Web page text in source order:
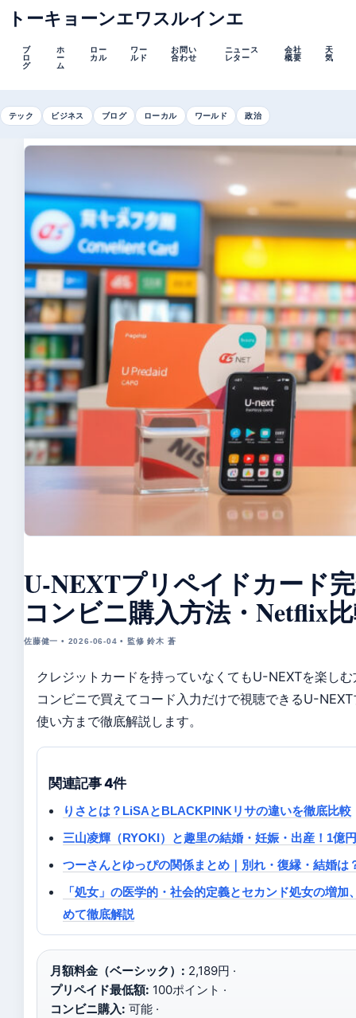
トーキョーンエワスルインエ
ブ
ロ
グ
ホ
ー
ム
ロー
カル
ワー
ルド
お問い
合わせ
ニュース
レター
会社
概要
天
気
テック ビジネス ブログ ローカル ワールド 政治
U-NEXTプリペイドカード
コンビニ購入方法・Netflix
佐藤健一 • 2026-06-04 • 監修 鈴木 蒼
クレジットカードを持っていなくてもU-NEXTを楽し
コンビニで買えてコード入力だけで視聴できるU-
使い方まで徹底解説します。
関連記事 4件
りさとは？LiSAとBLACKPINKリサの違いを徹底比較
三山凌輝（RYOKI）と趣里の結婚・妊娠・出産！1億
つーさんとゆっぴの関係まとめ｜別れ・復縁・結婚は
「処女」の医学的・社会的定義とセカンド処女の増
めて徹底解説
月額料金（ベーシック）: 2,189円 ·
プリペイド最低額: 100ポイント ·
コンビニ購入: 可能 ·